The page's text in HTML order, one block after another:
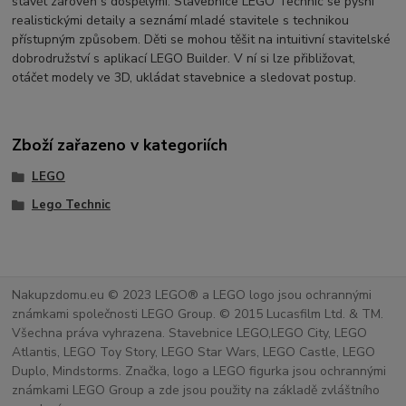
realistickými detaily a seznámí mladé stavitele s technikou
přístupným způsobem. Děti se mohou těšit na intuitivní stavitelské
dobrodružství s aplikací LEGO Builder. V ní si lze přibližovat,
otáčet modely ve 3D, ukládat stavebnice a sledovat postup.
Zboží zařazeno v kategoriích
LEGO
Lego Technic
Nakupzdomu.eu © 2023 LEGO® a LEGO logo jsou ochrannými
známkami společnosti LEGO Group. © 2015 Lucasfilm Ltd. & TM.
Všechna práva vyhrazena. Stavebnice LEGO,LEGO City, LEGO
Atlantis, LEGO Toy Story, LEGO Star Wars, LEGO Castle, LEGO
Duplo, Mindstorms. Značka, logo a LEGO figurka jsou ochrannými
známkami LEGO Group a zde jsou použity na základě zvláštního